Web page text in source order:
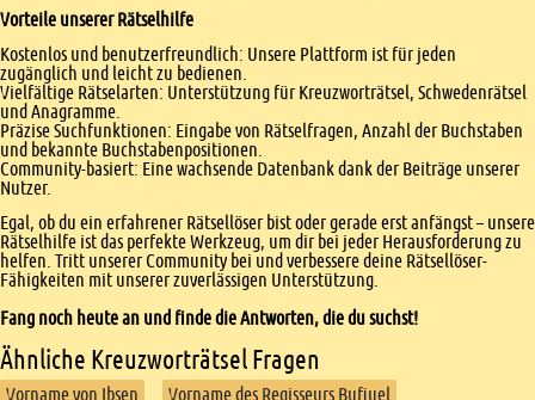
Vorteile unserer Rätselhilfe
Kostenlos und benutzerfreundlich: Unsere Plattform ist für jeden
zugänglich und leicht zu bedienen.
Vielfältige Rätselarten: Unterstützung für Kreuzworträtsel, Schwedenrätsel
und Anagramme.
Präzise Suchfunktionen: Eingabe von Rätselfragen, Anzahl der Buchstaben
und bekannte Buchstabenpositionen.
Community-basiert: Eine wachsende Datenbank dank der Beiträge unserer
Nutzer.
Egal, ob du ein erfahrener Rätsellöser bist oder gerade erst anfängst – unsere
Rätselhilfe ist das perfekte Werkzeug, um dir bei jeder Herausforderung zu
helfen. Tritt unserer Community bei und verbessere deine Rätsellöser-
Fähigkeiten mit unserer zuverlässigen Unterstützung.
Fang noch heute an und finde die Antworten, die du suchst!
Ähnliche Kreuzworträtsel Fragen
Vorname von Ibsen
Vorname des Regisseurs Buﬁuel